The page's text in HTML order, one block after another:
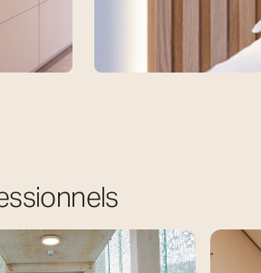
chambres à
En savoir plus